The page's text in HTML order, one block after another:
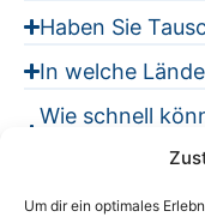
Um dir ein optimales
Haben Sie
In welche
Wie schnell